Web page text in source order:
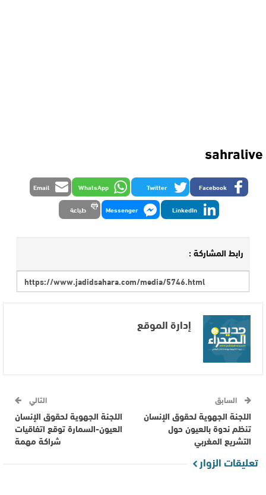
sahralive
Facebook
Twitter
WhatsApp
Email
LinkedIn
Messenger طباعة
رابط المشاركة :
إدارة الموقع
السابق
اللجنة الجهوية لحقوق اﻹنسان
تنظم ندوة بالعيون حول
التشريع المغربي
التالي
اللجنة الجهوية لحقوق الإنسان
العيون-السمارة توقع اتفاقيات
شراكة مهمة
تعليقات الزوار